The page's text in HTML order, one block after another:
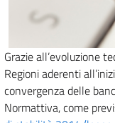
Grazie all’evoluzione
Regioni aderenti
convergenza delle
Normattiva, come